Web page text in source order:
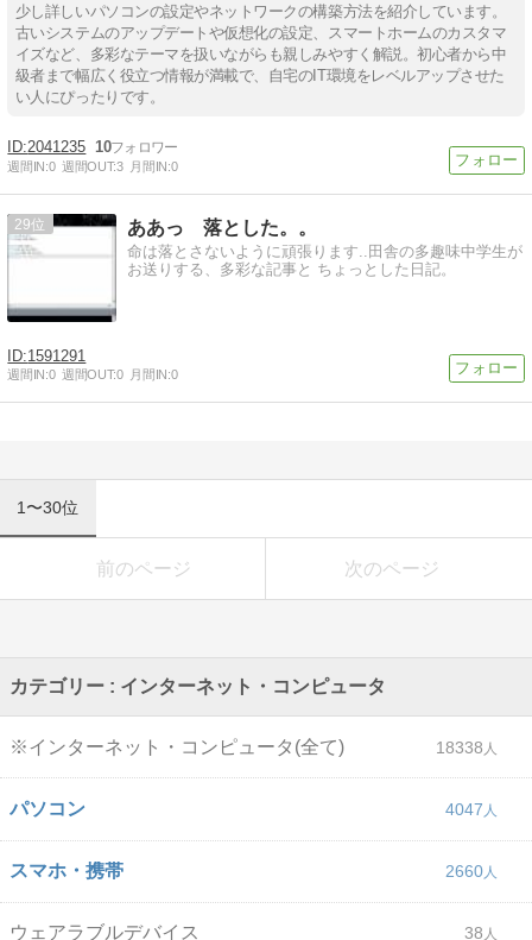
少し詳しいパソコンの設定やネットワークの構築方法を紹介しています。
古いシステムのアップデートや仮想化の設定、スマートホームのカスタマ
イズなど、多彩なテーマを扱いながらも親しみやすく解説。初心者から中
級者まで幅広く役立つ情報が満載で、自宅のIT環境をレベルアップさせた
い人にぴったりです。
2041235 10
週間IN:0 週間OUT:3 月間IN:0
29 ああっ 落とした。。
命は落とさないように頑張ります..田舎の多趣味中学生が
お送りする、多彩な記事と ちょっとした日記。
1591291
週間IN:0 週間OUT:0 月間IN:0
1〜30位
前のページ 次のページ
カテゴリー : インターネット・コンピュータ
※インターネット・コンピュータ(全て) 18338
パソコン 4047
スマホ・携帯 2660
ウェアラブルデバイス 38